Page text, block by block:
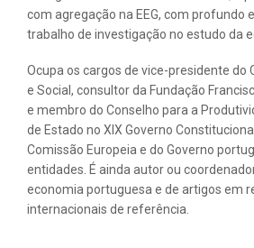
com agregação na EEG, com profundo
trabalho de investigação no estudo da
Ocupa os cargos de vice-presidente do
e Social, consultor da Fundação
e membro do Conselho para a
de Estado no XIX Governo
Comissão Europeia e do Governo
entidades. É ainda autor ou
economia portuguesa e de artigos em
internacionais de referência.